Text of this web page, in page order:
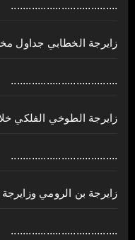
....................................
زايرجة الخطابي جداول
....................................
زايرجة الطوخي الفلكي
....................................
زايرجة بن الرومي
....................................